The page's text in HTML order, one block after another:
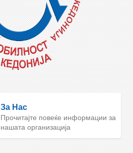
За Нас
Прочитајте повеќе информации за
нашата организација